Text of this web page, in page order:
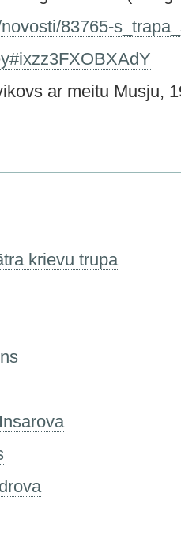
83765-
ar meitu Musju,
krievu trupa